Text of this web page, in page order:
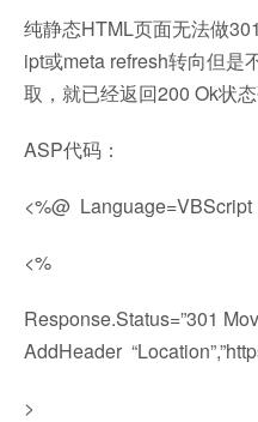
纯静态HTML页面无法做
ipt或meta refresh转向但是
取，就已经返回200 Ok状态
ASP代码：
<%@ Language=VBScript
<%
Response.Status=”301
AddHeader
>